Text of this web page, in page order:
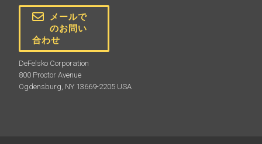
メールで
のお問い
合わせ
DeFelsko Corporation
800 Proctor Avenue
Ogdensburg, NY 13669-2205 USA